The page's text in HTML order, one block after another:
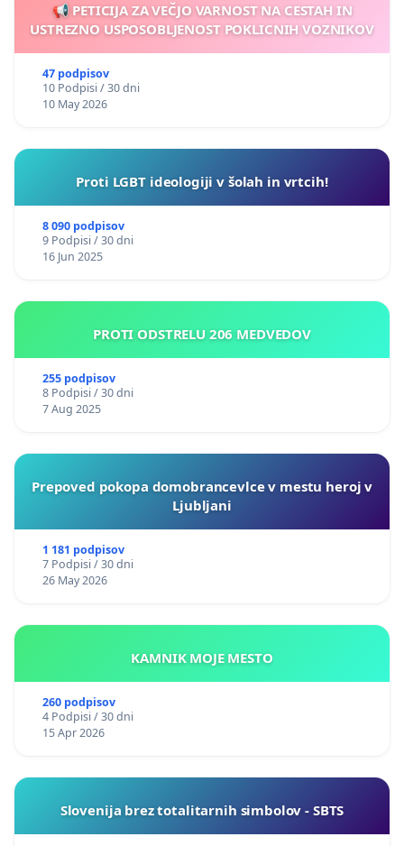
📢 PETICIJA ZA VEČJO VARNOST NA CESTAH IN
USTREZNO USPOSOBLJENOST POKLICNIH VOZNIKOV
47 podpisov
10 Podpisi / 30 dni
10 May 2026
Proti LGBT ideologiji v šolah in vrtcih!
8 090 podpisov
9 Podpisi / 30 dni
16 Jun 2025
PROTI ODSTRELU 206 MEDVEDOV
255 podpisov
8 Podpisi / 30 dni
7 Aug 2025
Prepoved pokopa domobrancevlce v mestu heroj v
Ljubljani
1 181 podpisov
7 Podpisi / 30 dni
26 May 2026
KAMNIK MOJE MESTO
260 podpisov
4 Podpisi / 30 dni
15 Apr 2026
Slovenija brez totalitarnih simbolov - SBTS